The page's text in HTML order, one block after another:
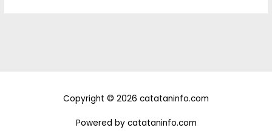
Copyright © 2026 catataninfo.com
Powered by catataninfo.com